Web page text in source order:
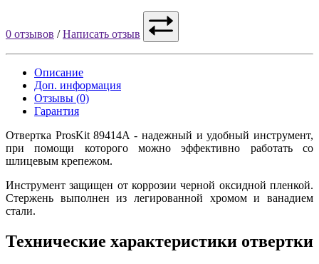
0 отзывов /Написать отзыв
Описание
Доп. информация
Отзывы (0)
Гарантия
Отвертка ProsKit 89414A - надежный и удобный инструмент,
при помощи которого можно эффективно работать со
шлицевым крепежом.
Инструмент защищен от коррозии черной оксидной пленкой.
Стержень выполнен из легированной хромом и ванадием
стали.
Технические характеристики отвертки